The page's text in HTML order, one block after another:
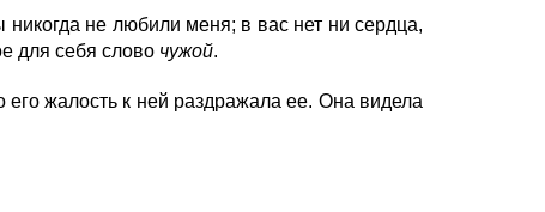
не любили меня; в вас нет ни сердца,
для себя слово чужой.
жалость к ней раздражала ее. Она видела